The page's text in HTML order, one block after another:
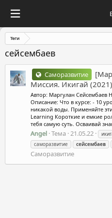
Теги
сейсембаев
Саморазвитие
Миссия. Икигай (2021)
Автор: Маргулан Сейсембаев
Описание: Что в курсе: - 10
никакой воды. Применяйте
Learning Короткие и емкие
тебя самую суть. Осваивай
Angel Тема 21.05.22
саморазвитие
сейсембаев
Саморазвитие